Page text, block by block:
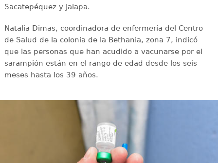
Sacatepéquez y Jalapa.
Natalia Dimas, coordinadora de enfermería del Centro
de Salud de la colonia de la Bethania, zona 7, indicó
que las personas que han acudido a vacunarse por el
sarampión están en el rango de edad desde los seis
meses hasta los 39 años.